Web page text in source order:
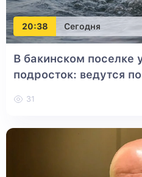
20:38 Сегодня
В бакинском поселке
подросток: ведутся
31